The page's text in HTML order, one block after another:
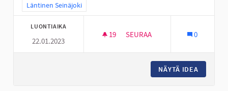
Rajaa tulokset teeman mukaan: Läntinen Seinäjoki
Läntinen Seinäjoki
LUONTIAIKA
22.01.2023
19 19 SEURAAJAA
SEURAA 0
NÄYTÄ IDEA